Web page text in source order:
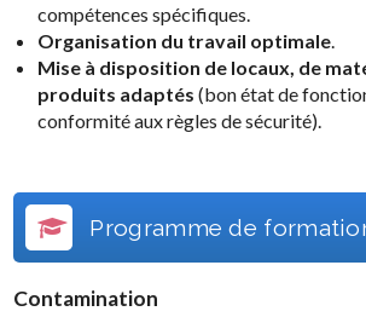
compétences spécifiques.
Organisation du travail optimale.
Mise à disposition de locaux, de
produits adaptés (bon état de
conformité aux règles de sécurité).
Programme de
Contamination